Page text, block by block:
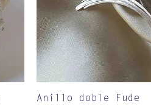
Vista rápida
Anillo doble Fude